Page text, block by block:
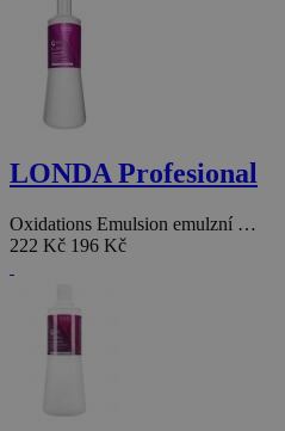
LONDA Profesional
Oxidations Emulsion emulzní …
222 Kč 196 Kč